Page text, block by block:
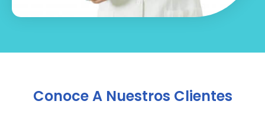
Conoce A Nuestros Clientes